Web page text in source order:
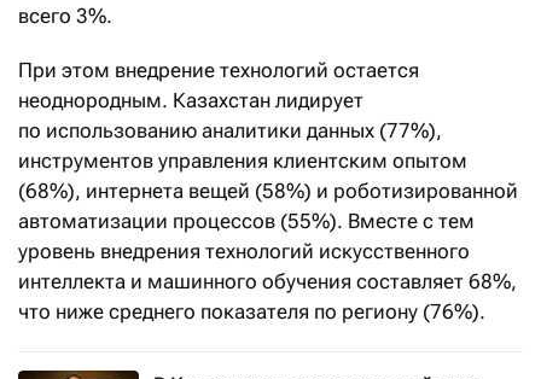
всего 3%.
При этом внедрение технологий остается
неоднородным. Казахстан лидирует
по использованию аналитики данных (77%),
инструментов управления клиентским опытом
(68%), интернета вещей (58%) и роботизированной
автоматизации процессов (55%). Вместе с тем
уровень внедрения технологий искусственного
интеллекта и машинного обучения составляет 68%,
что ниже среднего показателя по региону (76%).